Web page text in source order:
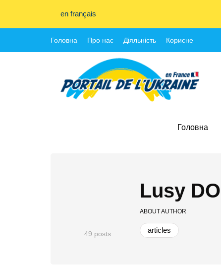
en français
Головна Про нас Діяльність Корисне
Головна
49 posts
Lusy
ABOUT AUTHOR
articles